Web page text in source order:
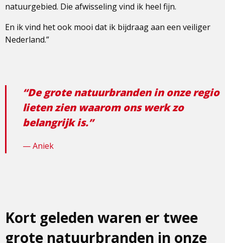
natuurgebied. Die afwisseling vind ik heel fijn.
En ik vind het ook mooi dat ik bijdraag aan een veiliger
Nederland.”
“De grote natuurbranden in onze regio
lieten zien waarom ons werk zo
belangrijk is.”
Aniek
Kort geleden waren er twee
grote natuurbranden in onze